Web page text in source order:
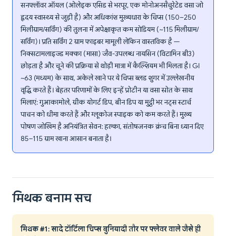
सनफ्लॉवर ऑयल (ओलेइक एसिड से भरपूर, एक मोनोअनसैचुरेटेड वसा जो
हृदय स्वास्थ्य से जुड़ी है) और अधिकांश मुख्यधारा के चिप्स (150–250
मिलीग्राम/सर्विंग) की तुलना में अपेक्षाकृत कम सोडियम (~115 मिलीग्राम/
सर्विंग)। प्रति सर्विंग 2 ग्राम फाइबर मामूली लेकिन वास्तविक है —
निक्सटामलाइज्ड मक्का (मासा) जैव-उपलब्ध नायसिन (विटामिन बी3)
छोड़ता है और चूने की प्रक्रिया से थोड़ी मात्रा में कैल्शियम भी मिलता है। GI
~63 (मध्यम) के साथ, अकेले खाने पर ये चिप्स ब्लड शुगर में उल्लेखनीय
वृद्धि करते हैं। बेहतर परिणामों के लिए इन्हें प्रोटीन या वसा स्रोत के साथ
मिलाएं: गुआकामोले, ग्रीक योगर्ट डिप, बीन डिप या मुट्ठी भर नट्स स्टार्च
पाचन को धीमा करते हैं और ग्लूकोज स्पाइक को कम करते हैं। मुख्य
पोषण जोखिम है अनियंत्रित सेवन: हल्का, संतोषजनक क्रंच बिना ध्यान दिए
85–115 ग्राम खाना आसान बनाता है।
मिथक बनाम सच
मिथक #1: सादे टॉर्टिला चिप्स बुनियादी तौर पर फ्लेवर वाले जैसे ही